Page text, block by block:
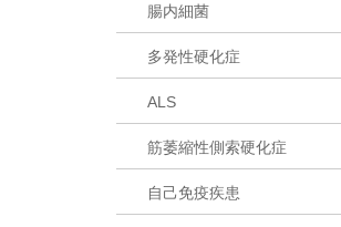
腸内細菌
多発性硬化症
ALS
筋萎縮性側索硬化症
自己免疫疾患